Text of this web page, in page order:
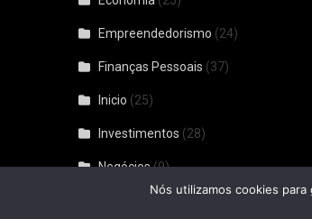
Empreendedorismo (24)
Finanças Pessoais (37)
Inicio (25)
Investimentos (28)
Negócios(9)
Nós utilizamos cookies